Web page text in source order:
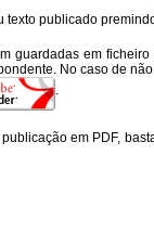
texto publicado
guardadas em
No caso de
em PDF,